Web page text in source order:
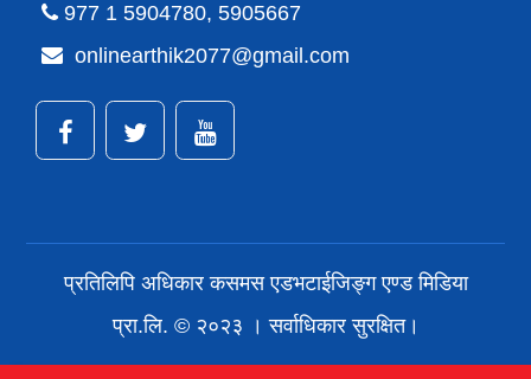
977 1 5904780, 5905667
onlinearthik2077@gmail.com
प्रतिलिपि अधिकार कसमस एडभटाईजिङ्ग एण्ड मिडिया
प्रा.लि. © २०२३ । सर्वाधिकार सुरक्षित।